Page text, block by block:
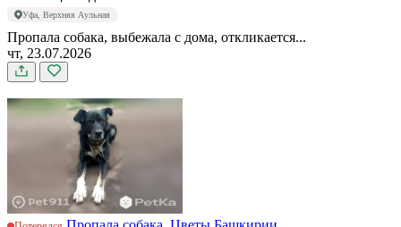
Уфа, Верхняя Аульная
Пропала собака, выбежала с дома, откликается...
чт, 23.07.2026